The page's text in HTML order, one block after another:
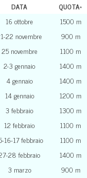
DATA QUOTA*
16 ottobre
1500 m
22 novembre
900 m
25 novembre
1100 m
2-3 gennaio
1400 m
4 gennaio
1400 m
14 gennaio
1200 m
3 febbraio
1300 m
12 febbraio
1100 m
16-17 febbraio
1100 m
28 febbraio
1400 m
3 marzo
900 m